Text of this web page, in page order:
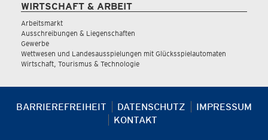
WIRTSCHAFT & ARBEIT
Arbeitsmarkt
Ausschreibungen & Liegenschaften
Gewerbe
Wettwesen und Landesausspielungen mit Glücksspielautomaten
Wirtschaft, Tourismus & Technologie
BARRIEREFREIHEIT DATENSCHUTZ
IMPRESSUM
KONTAKT